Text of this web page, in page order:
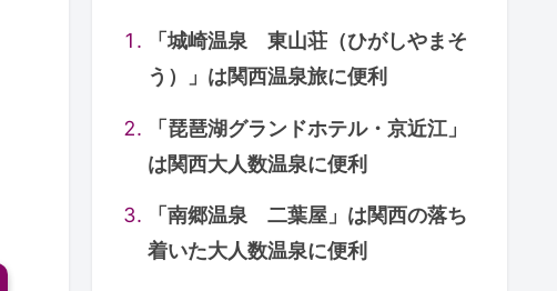
「城崎温泉 東山荘（ひがしやまそ
う）」は関西温泉旅に便利
「琵琶湖グランドホテル・京近江」
は関西大人数温泉に便利
「南郷温泉 二葉屋」は関西の落ち
着いた大人数温泉に便利